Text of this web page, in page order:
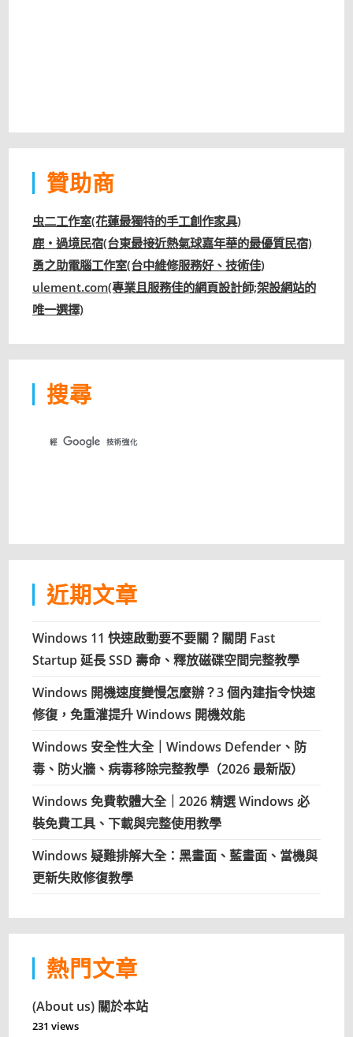
贊助商
虫二工作室(花蓮最獨特的手工創作家具)
鹿‧過境民宿(台東最接近熱氣球嘉年華的最優質民宿)
勇之助電腦工作室(台中維修服務好、技術佳)
ulement.com(專業且服務佳的網頁設計師;架設網站的
唯一選擇)
搜尋
近期文章
Windows 11 快速啟動要不要關？關閉 Fast
Startup 延長 SSD 壽命、釋放磁碟空間完整教學
Windows 開機速度變慢怎麼辦？3 個內建指令快速
修復，免重灌提升 Windows 開機效能
Windows 安全性大全｜Windows Defender、防
毒、防火牆、病毒移除完整教學（2026 最新版）
Windows 免費軟體大全｜2026 精選 Windows 必
裝免費工具、下載與完整使用教學
Windows 疑難排解大全：黑畫面、藍畫面、當機與
更新失敗修復教學
熱門文章
(About us) 關於本站
231 views